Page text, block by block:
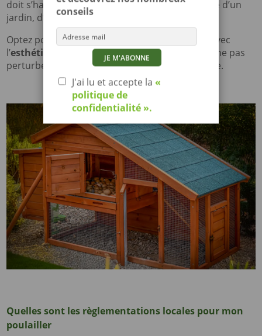
doit s’harmoniser avec votre jardin, qu’il s’agisse d’un
jardin, d’une cour, ou d’une terrasse.
Optez pour un élevage de volailles qui s’aligne avec
l’esthétique
de votre cadre extérieur. Pensez à ne pas
perturber la vue ni l’usage de l’espace disponible.
Quelles sont les règlementations locales pour mon
poulailler
conseils
J'ai lu et accepte la«
politique de
confidentialité ».